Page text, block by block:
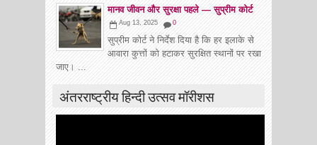
मानव जीवन और सुरक्षा पहले — सुप्रीम कोर्ट
Aug 13, 2025 0
सुप्रीम कोर्ट ने निर्देश दिया है कि हर इलाके से
आवारा कुत्तों को हटाकर सुरक्षित स्थानों पर रखा
जाए। ...
अंतरराष्ट्रीय हिन्दी उत्सव मॉरीशस